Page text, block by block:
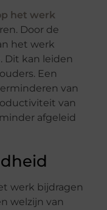
het werk
Door de
het werk
Dit kan leiden
Een
van
van
afgeleid
werk bijdragen
welzijn van